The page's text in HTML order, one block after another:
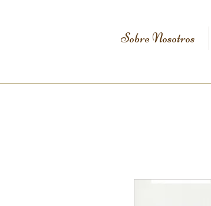
Sobre Nosotros